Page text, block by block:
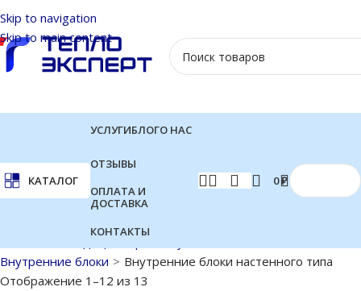
Skip to navigation
Skip to main content
КАТАЛОГ
УСЛУГИБЛОГО НАС
ОТЗЫВЫ
ОПЛАТА И
ДОСТАВКА
КОНТАКТЫ
0₽
Внутренние блоки
Внутренние блоки настенного типа
Отображение 1–12 из 13